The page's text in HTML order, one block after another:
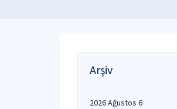
Arşiv
2026 Ağustos 6